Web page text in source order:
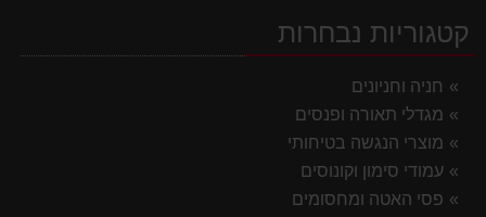
קטגוריות נבחרות
חניה וחניונים
מגדלי תאורה ופנסים
מוצרי הנגשה בטיחותי
עמודי סימון וקונוסים
פסי האטה ומחסומים